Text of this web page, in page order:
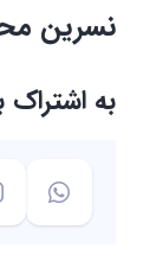
نسرین
به اشتراک